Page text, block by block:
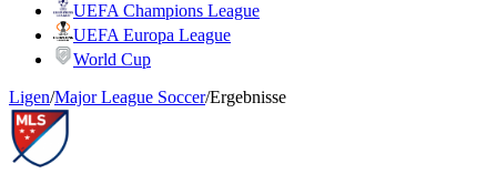
UEFA Champions League
UEFA Europa League
World Cup
Ligen/Major League Soccer/Ergebnisse